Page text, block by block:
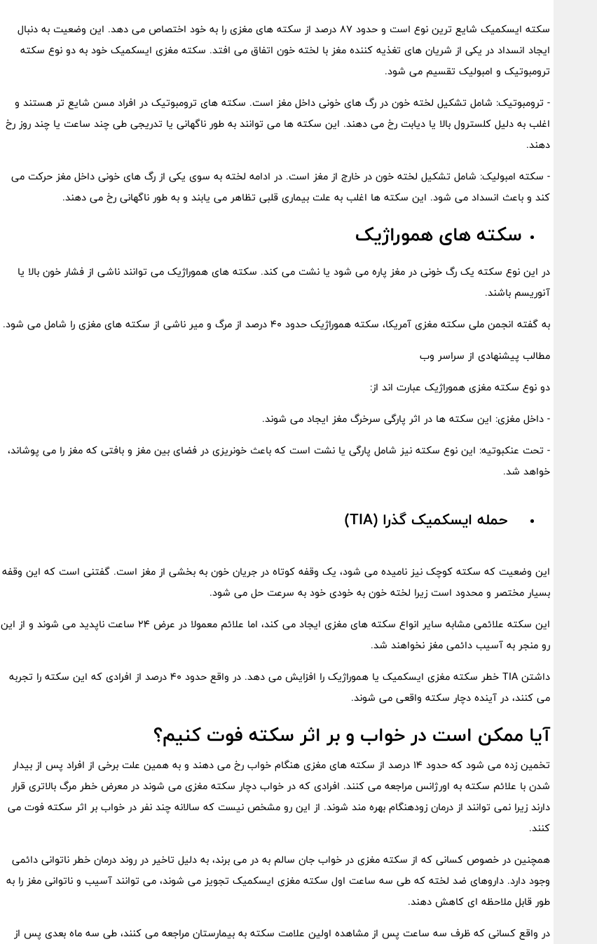
سکته ایسکمیک شایع ترین نوع است و حدود 87 درصد از سکته های مغزی را به خود اختصاص می دهد. این وضعیت به دنبال
ایجاد انسداد در یکی از شریان های تغذیه کننده مغز با لخته خون اتفاق می افتد. سکته مغزی ایسکمیک خود به دو نوع سکته
ترومبوتیک و امبولیک تقسیم می شود.
- ترومبوتیک: شامل تشکیل لخته خون در رگ های خونی داخل مغز است. سکته های ترومبوتیک در افراد مسن شایع تر هستند و
اغلب به دلیل کلسترول بالا یا دیابت رخ می دهند. این سکته ها می توانند به طور ناگهانی یا تدریجی طی چند ساعت یا چند روز رخ
دهند.
- سکته امبولیک: شامل تشکیل لخته خون در خارج از مغز است. در ادامه لخته به سوی یکی از رگ های خونی داخل مغز حرکت می
کند و باعث انسداد می شود. این سکته ها اغلب به علت بیماری قلبی تظاهر می یابند و به طور ناگهانی رخ می دهند.
سکته های هموراژیک
در این نوع سکته یک رگ خونی در مغز پاره می شود یا نشت می کند. سکته های هموراژیک می توانند ناشی از فشار خون بالا یا
آنوریسم باشند.
به گفته انجمن ملی سکته مغزی آمریکا، سکته هموراژیک حدود 40 درصد از مرگ و میر ناشی از سکته های مغزی را شامل می شود.
مطالب پیشنهادی از سراسر وب
دو نوع سکته مغزی هموراژیک عبارت اند از:
- داخل مغزی: این سکته ها در اثر پارگی سرخرگ مغز ایجاد می شوند.
- تحت عنکبوتیه: این نوع سکته نیز شامل پارگی یا نشت است که باعث خونریزی در فضای بین مغز و بافتی که مغز را می‌ پوشاند،
خواهد شد.
حمله ایسکمیک گذرا (TIA)
این وضعیت که سکته کوچک نیز نامیده می شود، یک وقفه کوتاه در جریان خون به بخشی از مغز است. گفتنی است که این وقفه
بسیار مختصر و محدود است زیرا لخته خون به خودی خود به سرعت حل می شود.
این سکته علائمی مشابه سایر انواع سکته های مغزی ایجاد می کند، اما علائم معمولا در عرض 24 ساعت ناپدید می شوند و از این
رو منجر به آسیب دائمی مغز نخواهند شد.
داشتن TIA خطر سکته مغزی ایسکمیک یا هموراژیک را افزایش می دهد. در واقع حدود 40 درصد از افرادی که این سکته را تجربه
می کنند، در آینده دچار سکته واقعی می شوند.
آیا ممکن است در خواب و بر اثر سکته فوت کنیم؟
تخمین زده می شود که حدود 14 درصد از سکته های مغزی هنگام خواب رخ می دهند و به همین علت برخی از افراد پس از بیدار
شدن با علائم سکته به اورژانس مراجعه می کنند. افرادی که در خواب دچار سکته مغزی می شوند در معرض خطر مرگ بالاتری قرار
دارند زیرا نمی توانند از درمان زودهنگام بهره مند شوند. از این رو مشخص نیست که سالانه چند نفر در خواب بر اثر سکته فوت می
کنند.
همچنین در خصوص کسانی که از سکته مغزی در خواب جان سالم به در می برند، به دلیل تاخیر در روند درمان خطر ناتوانی دائمی
وجود دارد. داروهای ضد لخته که طی سه ساعت اول سکته مغزی ایسکمیک تجویز می شوند، می توانند آسیب و ناتوانی مغز را به
طور قابل ملاحظه ای کاهش دهند.
در واقع کسانی که ظرف سه ساعت پس از مشاهده اولین علامت سکته به بیمارستان مراجعه می کنند، طی سه ماه بعدی پس از